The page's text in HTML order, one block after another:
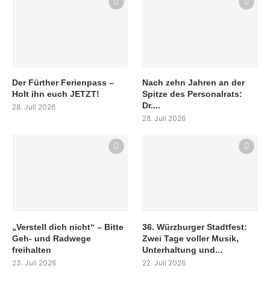
Der Fürther Ferienpass –
Holt ihn euch JETZT!
28. Juli 2026
Nach zehn Jahren an der
Spitze des Personalrats:
Dr....
28. Juli 2026
„Verstell dich nicht“ – Bitte
Geh- und Radwege
freihalten
23. Juli 2026
36. Würzburger Stadtfest:
Zwei Tage voller Musik,
Unterhaltung und...
22. Juli 2026